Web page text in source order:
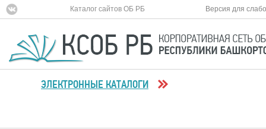
Каталог сайтов ОБ РБ Версия для
ЭЛЕКТРОННЫЕ КАТАЛОГИ